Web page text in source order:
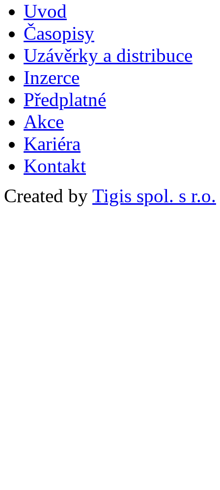
Uvod
Časopisy
Uzávěrky a distribuce
Inzerce
Předplatné
Akce
Kariéra
Kontakt
Created by Tigis spol. s r.o.